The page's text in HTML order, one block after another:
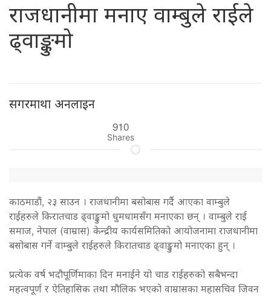
राजधानीमा मनाए वाम्बुले राईले
ढ्वाङ्कुमो
सगरमाथा अनलाइन
910
Shares
काठमाडौं, २३ साउन । राजधानीमा बसोबास गर्दै आएका वाम्बुले
राईहरुले किरातचाड ढ्वाङ्कुमो धुमधामसँग मनाएका छन् । वाम्बुले राई
समाज, नेपाल (वाम्रास) केन्द्रीय कार्यसमितिको आयोजनामा राजधानीमा
बसोबास गर्ने वाम्बुले राईहरुले किरातचाड ढ्वाङ्कुमो मनाएका हुन् ।
प्रत्येक वर्ष भदौपूर्णिमाका दिन मनाईने यो चाड राईहरुको सबैभन्दा
महत्वपूर्ण र ऐतिहासिक तथा मौलिक भएको वाम्रासका महासचिव जिवन